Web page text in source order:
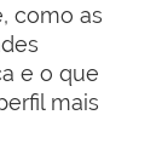
como as
e o que
mais